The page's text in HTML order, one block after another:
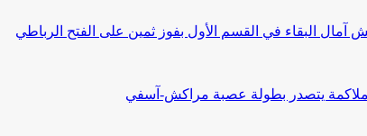
آمال البقاء في القسم الأول بفوز ثمين على الفتح الرباطي
يتصدر بطولة عصبة مراكش-آسفي